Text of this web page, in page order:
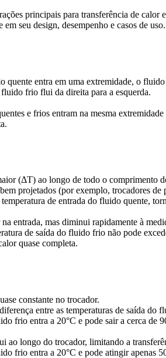
principais para transferência de
seu design, desempenho e casos de uso.
entra em uma extremidade, o
frio flui da direita para a esquerda.
e frios entram na mesma extremidade
(ΔT) ao longo de todo o comprimento
projetados (por exemplo, trocadores de
de entrada do fluido quente,
entrada, mas diminui rapidamente à
de saída do fluido frio não pode
quase completa.
constante no trocador.
entre as temperaturas de saída do
frio entra a 20°C e pode sair a cerca de
ao longo do trocador, limitando a
frio entra a 20°C e pode atingir apenas